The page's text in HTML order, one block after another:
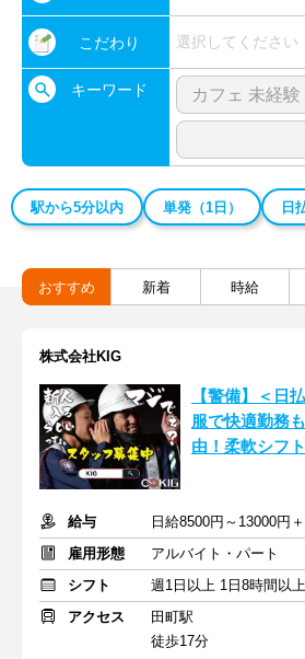
こだわり 選択してください
キーワード
駅から5分以内 単発（1日） 日
おすすめ 新着 時給
株式会社KIG
【警備】＜日
服で快適勤務
由！柔軟シフ
給与
日給8500円～13000円
雇用形態
アルバイト・パート
シフト
週1日以上 1日8時間以上
アクセス
田町駅
徒歩17分